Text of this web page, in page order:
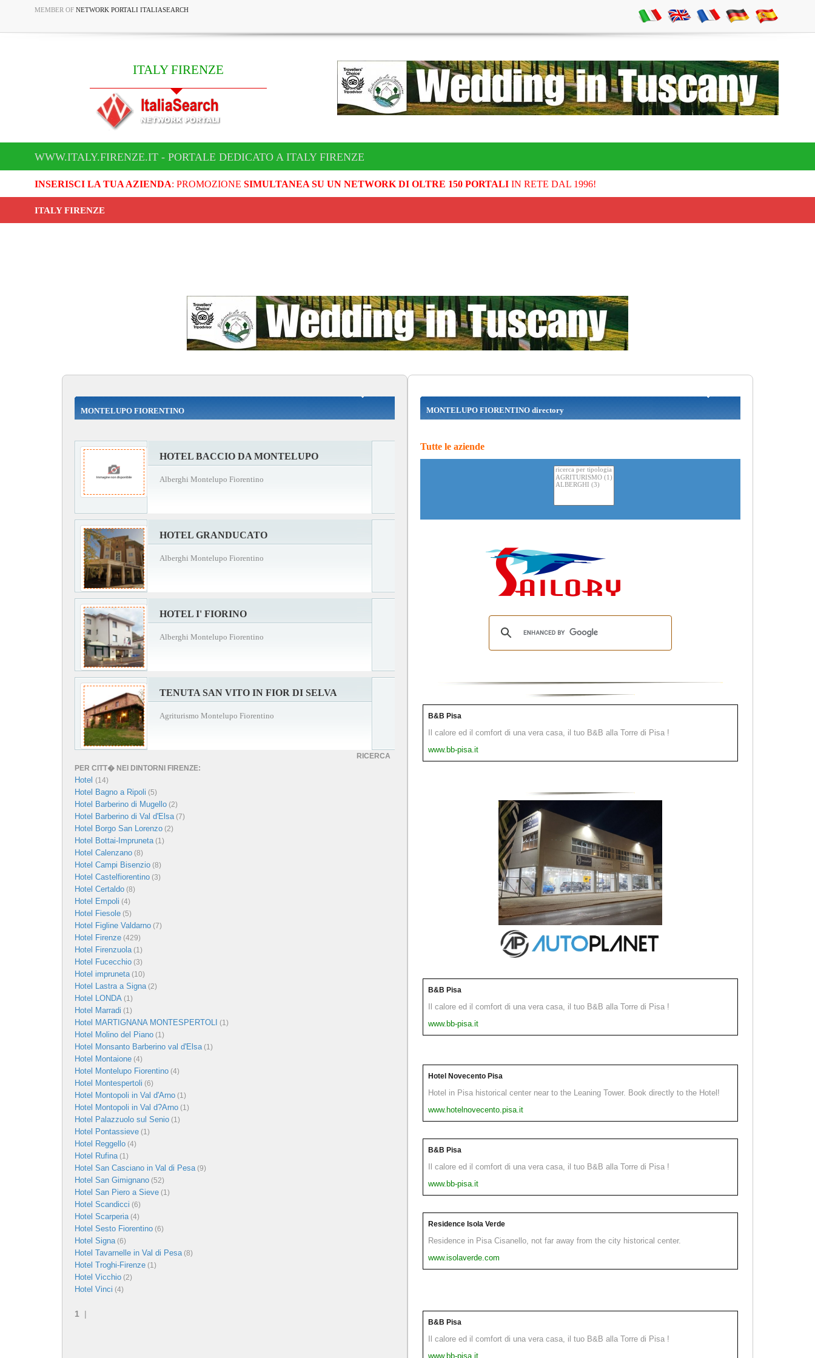
MEMBER OF NETWORK PORTALI ITALIASEARCH
ITALY FIRENZE
WWW.ITALY.FIRENZE.IT - PORTALE DEDICATO A ITALY FIRENZE
INSERISCI LA TUA AZIENDA: PROMOZIONE SIMULTANEA SU UN NETWORK DI OLTRE 150 PORTALIIN RETE DAL 1996!
ITALY FIRENZE
MONTELUPO FIORENTINO
HOTEL BACCIO DA MONTELUPO
Alberghi Montelupo Fiorentino
HOTEL GRANDUCATO
Alberghi Montelupo Fiorentino
HOTEL I' FIORINO
Alberghi Montelupo Fiorentino
TENUTA SAN VITO IN FIOR DI SELVA
Agriturismo Montelupo Fiorentino
RICERCA
PER CITT� NEI DINTORNI FIRENZE:
Hotel (14)
Hotel Bagno a Ripoli (5)
Hotel Barberino di Mugello (2)
Hotel Barberino di Val d'Elsa(7)
Hotel Borgo San Lorenzo (2)
Hotel Bottai-Impruneta(1)
Hotel Calenzano (8)
Hotel Campi Bisenzio (8)
Hotel Castelfiorentino (3)
Hotel Certaldo (8)
Hotel Empoli (4)
Hotel Fiesole (5)
Hotel Figline Valdarno (7)
Hotel Firenze (429)
Hotel Firenzuola(1)
Hotel Fucecchio (3)
Hotel impruneta(10)
Hotel Lastra a Signa(2)
Hotel LONDA (1)
Hotel Marradi (1)
Hotel MARTIGNANA MONTESPERTOLI (1)
Hotel Molino del Piano (1)
Hotel Monsanto Barberino val d'Elsa(1)
Hotel Montaione (4)
Hotel Montelupo Fiorentino (4)
Hotel Montespertoli (6)
Hotel Montopoli in Val d'Arno (1)
Hotel Montopoli in Val d?Arno (1)
Hotel Palazzuolo sul Senio (1)
Hotel Pontassieve (1)
Hotel Reggello (4)
Hotel Rufina(1)
Hotel San Casciano in Val di Pesa(9)
Hotel San Gimignano (52)
Hotel San Piero a Sieve (1)
Hotel Scandicci (6)
Hotel Scarperia(4)
Hotel Sesto Fiorentino (6)
Hotel Signa(6)
Hotel Tavarnelle in Val di Pesa(8)
Hotel Troghi-Firenze (1)
Hotel Vicchio (2)
Hotel Vinci (4)
1 |
MONTELUPO FIORENTINO directory
Tutte le aziende
B&B Pisa
Il calore ed il comfort di una vera casa, il tuo B&B alla Torre di Pisa !
www.bb-pisa.it
B&B Pisa
Il calore ed il comfort di una vera casa, il tuo B&B alla Torre di Pisa !
www.bb-pisa.it
Hotel Novecento Pisa
Hotel in Pisa historical center near to the Leaning Tower. Book directly to the Hotel!
www.hotelnovecento.pisa.it
B&B Pisa
Il calore ed il comfort di una vera casa, il tuo B&B alla Torre di Pisa !
www.bb-pisa.it
Residence Isola Verde
Residence in Pisa Cisanello, not far away from the city historical center.
www.isolaverde.com
B&B Pisa
Il calore ed il comfort di una vera casa, il tuo B&B alla Torre di Pisa !
www.bb-pisa.it